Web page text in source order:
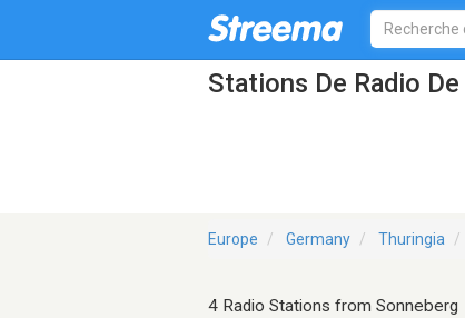
Stations De Radio
Europe Germany Thuringia
4 Radio Stations from Sonneberg